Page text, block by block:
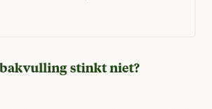
stinkt niet?